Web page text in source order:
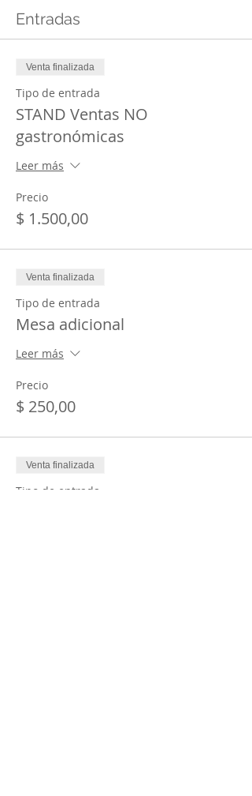
Entradas
Venta finalizada
Tipo de entrada
STAND Ventas NO
gastronómicas
Leer más
Precio
$ 1.500,00
Venta finalizada
Tipo de entrada
Mesa adicional
Leer más
Precio
$ 250,00
Venta finalizada
Tipo de entrada